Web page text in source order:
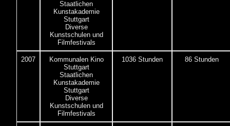
Staatlichen
Kunstakademie
Stuttgart
Diverse
Kunstschulen und
Filmfestivals
2007
Kommunalen Kino
Stuttgart
Staatlichen
Kunstakademie
Stuttgart
Diverse
Kunstschulen und
Filmfestivals
1036 Stunden 86 Stunden